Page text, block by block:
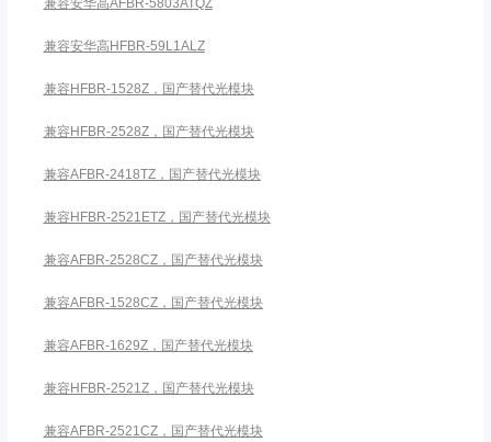
兼容安华高AFBR-5803ATQZ
兼容安华高HFBR-59L1ALZ
兼容HFBR-1528Z，国产替代光模块
兼容HFBR-2528Z，国产替代光模块
兼容AFBR-2418TZ，国产替代光模块
兼容HFBR-2521ETZ，国产替代光模块
兼容AFBR-2528CZ，国产替代光模块
兼容AFBR-1528CZ，国产替代光模块
兼容AFBR-1629Z，国产替代光模块
兼容HFBR-2521Z，国产替代光模块
兼容AFBR-2521CZ，国产替代光模块